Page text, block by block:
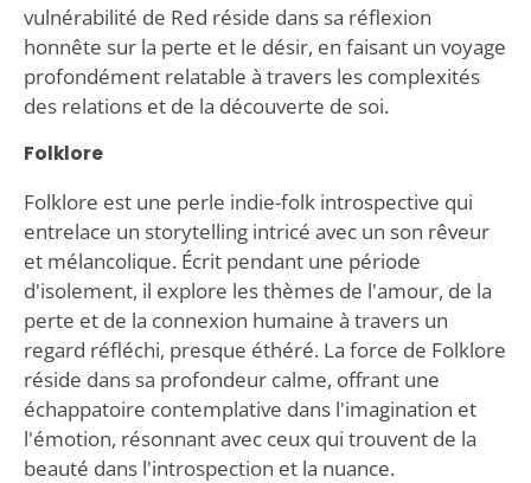
vulnérabilité de Red réside dans sa réflexion
honnête sur la perte et le désir, en faisant un voyage
profondément relatable à travers les complexités
des relations et de la découverte de soi.
Folklore
Folklore est une perle indie-folk introspective qui
entrelace un storytelling intricé avec un son rêveur
et mélancolique. Écrit pendant une période
d'isolement, il explore les thèmes de l'amour, de la
perte et de la connexion humaine à travers un
regard réfléchi, presque éthéré. La force de Folklore
réside dans sa profondeur calme, offrant une
échappatoire contemplative dans l'imagination et
l'émotion, résonnant avec ceux qui trouvent de la
beauté dans l'introspection et la nuance.